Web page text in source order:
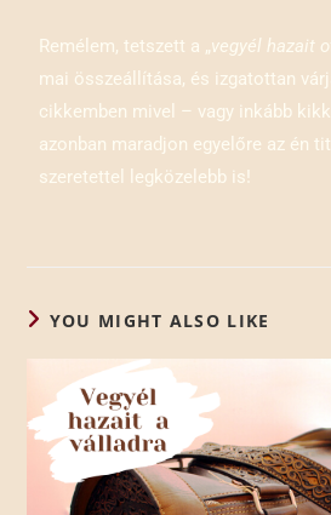
Remélem, tetszett a „vegyél hazait
mai összeállítása, és izgatottan
cikkemben mivel – vagy inkább
azonban maradjon egyelőre az én
szeretettel legközelebb is!
YOU MIGHT ALSO LIKE